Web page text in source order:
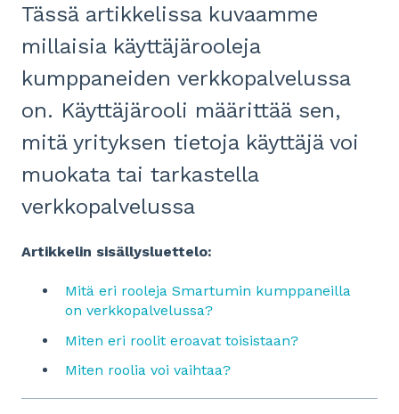
Tässä artikkelissa kuvaamme
millaisia käyttäjärooleja
kumppaneiden verkkopalvelussa
on. Käyttäjärooli määrittää sen,
mitä yrityksen tietoja käyttäjä voi
muokata tai tarkastella
verkkopalvelussa
Artikkelin sisällysluettelo:
Mitä eri rooleja Smartumin kumppaneilla
on verkkopalvelussa?
Miten eri roolit eroavat toisistaan?
Miten roolia voi vaihtaa?